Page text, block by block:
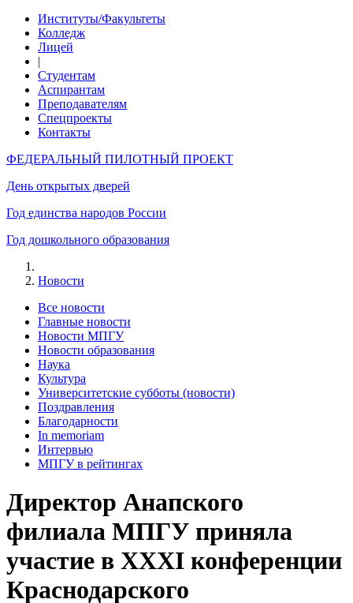
Институты/Факультеты
Колледж
Лицей
|
Студентам
Аспирантам
Преподавателям
Спецпроекты
Контакты
ФЕДЕРАЛЬНЫЙ ПИЛОТНЫЙ ПРОЕКТ
День открытых дверей
Год единства народов России
Год дошкольного образования
Новости
Все новости
Главные новости
Новости МПГУ
Новости образования
Наука
Культура
Университетские субботы (новости)
Поздравления
Благодарности
In memoriam
Интервью
МПГУ в рейтингах
Директор Анапского
филиала МПГУ приняла
участие в XXXI конференции
Краснодарского